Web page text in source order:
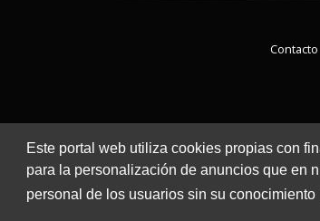
Este portal web utiliza cookies propias con
para la personalización de anuncios que en
personal de los usuarios sin su conocimiento
Contacto